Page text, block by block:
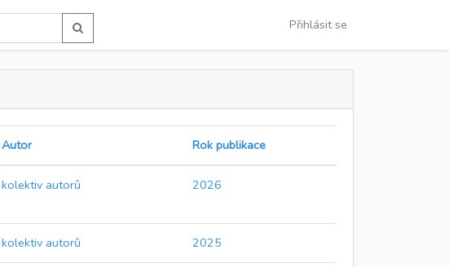
Přihlásit se
Autor Rok publikace
kolektiv autorů 2026
kolektiv autorů 2025